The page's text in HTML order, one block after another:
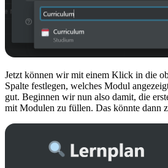
Jetzt können wir mit einem Klick in die
Spalte festlegen, welches Modul
gut. Beginnen wir nun also damit, die
mit Modulen zu füllen. Das könnte dann